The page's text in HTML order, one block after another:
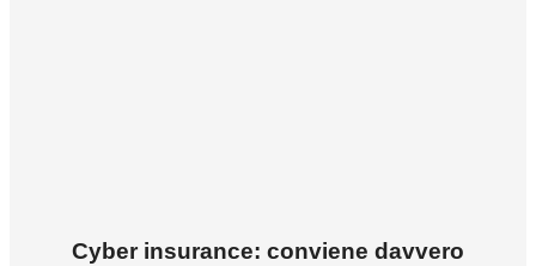
Cyber insurance: conviene davvero